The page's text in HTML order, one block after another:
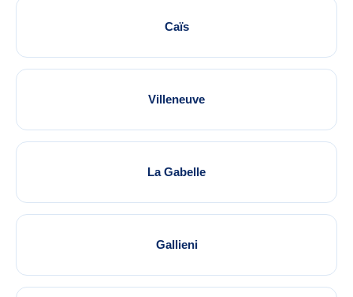
Caïs
Villeneuve
La Gabelle
Gallieni